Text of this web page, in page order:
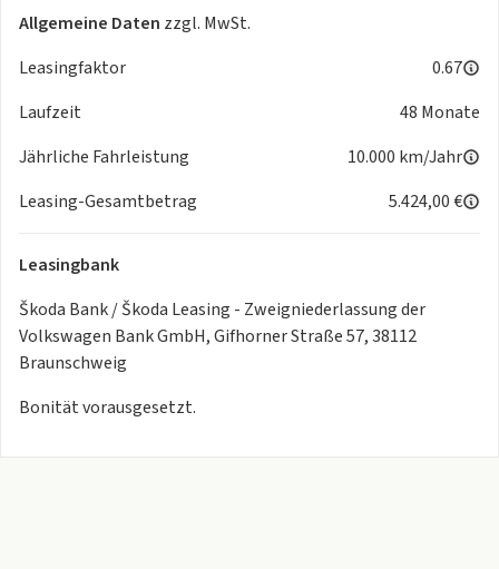
LED-Hauptscheinwerfer
15" Stahlfelgen
Radzierblenden Calisto
Außenspiegel elektr. einstell-/beheizbar
Heckscheibenwischer inklusive Scheibenwaschanlage
Interieur
Fensterheber, vorn elektrisch hinten mechanisch
Mittelarmlehne vorn
Höheneinstellbarer Fahrersitz
Sitzbezüge in Stoff
Digital Cockpit
Allgemeine Daten zzgl. MwSt.
Leasingfaktor
0.67
Laufzeit
48 Monate
Jährliche Fahrleistung
10.000 km/Jahr
Leasing-Gesamtbetrag
5.424,00 €
Leasingbank
Škoda Bank / Škoda Leasing - Zweigniederlassung der
Volkswagen Bank GmbH, Gifhorner Straße 57, 38112
Braunschweig
Bonität vorausgesetzt.